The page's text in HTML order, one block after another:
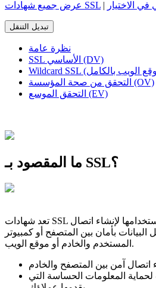
عرض جميع شهادات SSL | الاختيار
تبديل التنقل
نظرة عامة
SSL الأساسي (DV)
التحقق من صحة المؤسسة (OV)
التحقق الموسع (EV)
ما المقصود بـ SSL؟
تعد شهادات SSL أساسية لأمن الإنترنت. يتم استخدامها لإنشاء اتصال
بأمان بين المتصفح أو كمبيوتر
المستخدم والخادم أو موقع الويب.
لحماية المعلومات الحساسة التي